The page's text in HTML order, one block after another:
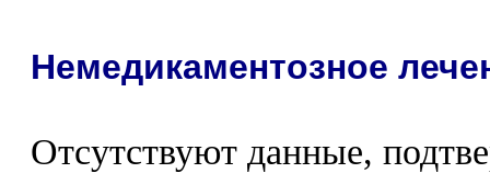
Немедикаментозное
Отсутствуют данные,